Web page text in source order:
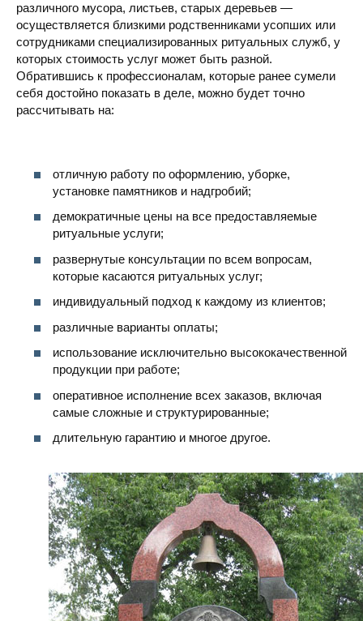
различного мусора, листьев, старых деревьев —
осуществляется близкими родственниками усопших или
сотрудниками специализированных ритуальных служб, у
которых стоимость услуг может быть разной.
Обратившись к профессионалам, которые ранее сумели
себя достойно показать в деле, можно будет точно
рассчитывать на:
отличную работу по оформлению, уборке,
установке памятников и надгробий;
демократичные цены на все предоставляемые
ритуальные услуги;
развернутые консультации по всем вопросам,
которые касаются ритуальных услуг;
индивидуальный подход к каждому из клиентов;
различные варианты оплаты;
использование исключительно высококачественной
продукции при работе;
оперативное исполнение всех заказов, включая
самые сложные и структурированные;
длительную гарантию и многое другое.